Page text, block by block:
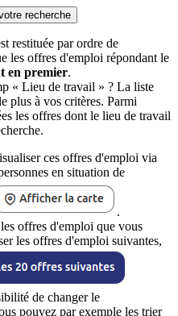
recherche
restituée par ordre de
les offres d'emploi répondant le
en premier.
« Lieu de travail » ? La liste
plus à vos critères. Parmi
les offres dont le lieu de travail
ces offres d'emploi via
en situation de
.
offres d'emploi que vous
les offres d'emploi suivantes,
de changer le
pouvez par exemple les trier